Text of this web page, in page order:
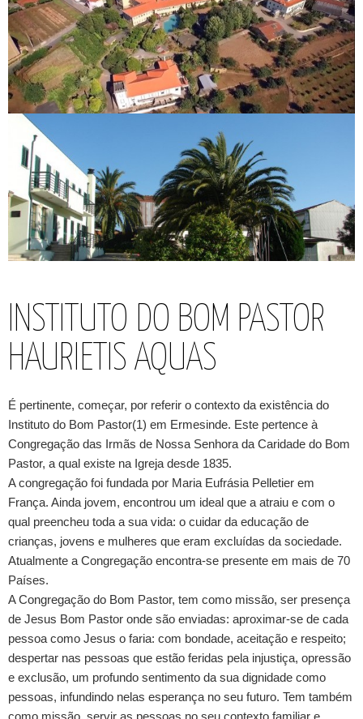
INSTITUTO DO BOM PASTOR
HAURIETIS AQUAS
É pertinente, começar, por referir o contexto da existência do
Instituto do Bom Pastor(1) em Ermesinde. Este pertence à
Congregação das Irmãs de Nossa Senhora da Caridade do Bom
Pastor, a qual existe na Igreja desde 1835.
A congregação foi fundada por Maria Eufrásia Pelletier em
França. Ainda jovem, encontrou um ideal que a atraiu e com o
qual preencheu toda a sua vida: o cuidar da educação de
crianças, jovens e mulheres que eram excluídas da sociedade.
Atualmente a Congregação encontra-se presente em mais de 70
Países.
A Congregação do Bom Pastor, tem como missão, ser presença
de Jesus Bom Pastor onde são enviadas: aproximar-se de cada
pessoa como Jesus o faria: com bondade, aceitação e respeito;
despertar nas pessoas que estão feridas pela injustiça, opressão
e exclusão, um profundo sentimento da sua dignidade como
pessoas, infundindo nelas esperança no seu futuro. Tem também